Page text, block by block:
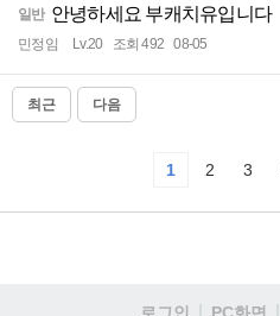
일반 안녕하세요 부캐치유입니다
민정임 Lv.20 조회 492 08-05
최근 다음
1 2 3